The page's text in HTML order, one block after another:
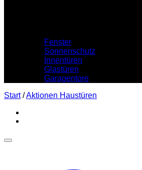
Fenster
Sonnenschutz
Innentüren
Glastüren
Garagentore
Start /Aktionen Haustüren